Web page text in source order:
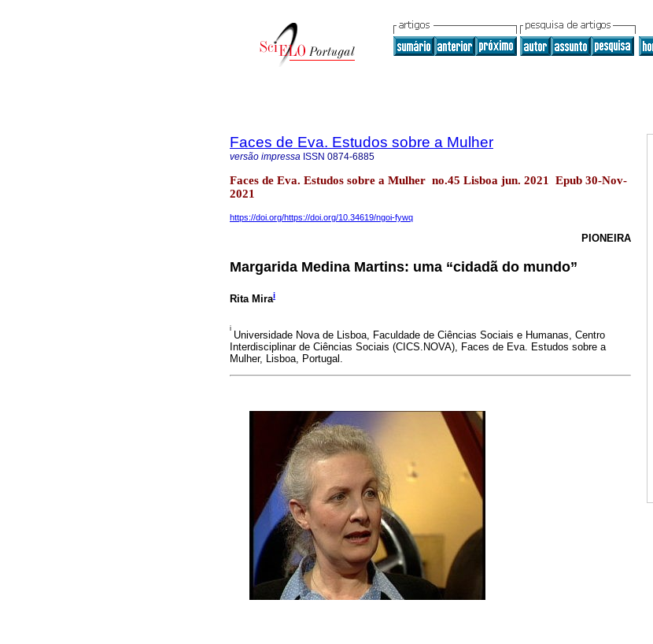
Faces de Eva. Estudos sobre a Mulher
versão impressa ISSN 0874-6885
Faces de Eva. Estudos sobre a Mulher no.45 Lisboa jun. 2021 Epub 30-Nov-
2021
https://doi.org/https://doi.org/10.34619/ngoi-fywq
PIONEIRA
Margarida Medina Martins: uma “cidadã do mundo”
Rita Mirai
i
Universidade Nova de Lisboa, Faculdade de Ciências Sociais e Humanas, Centro
Interdisciplinar de Ciências Sociais (CICS.NOVA), Faces de Eva. Estudos sobre a
Mulher, Lisboa, Portugal.